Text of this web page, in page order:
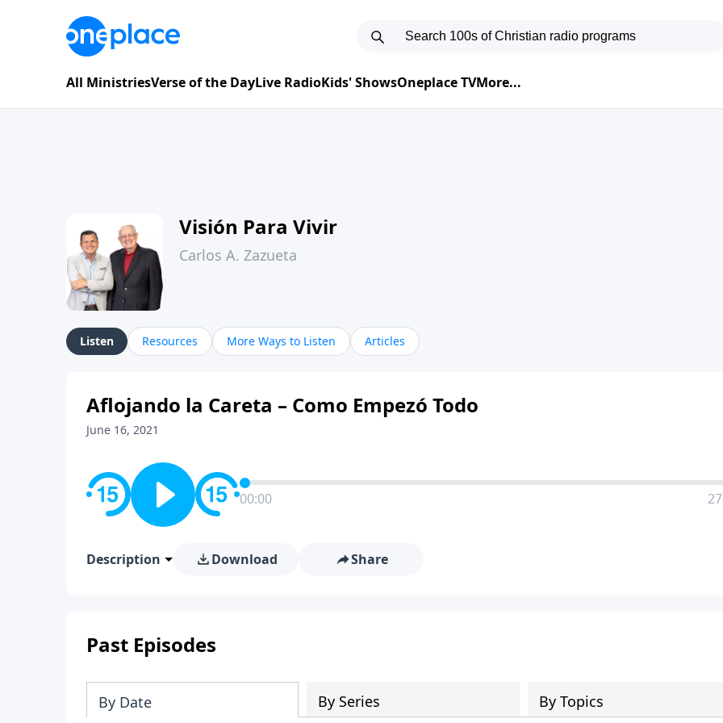
All MinistriesVerse of the DayLive RadioKids' ShowsOneplace TVMore...
Visión Para Vivir
Carlos A. Zazueta
Listen Resources More Ways to Listen Articles
Aflojando la Careta – Como Empezó Todo
June 16, 2021
00:00
Description Download Share
Past Episodes
By Date By Series By Topics